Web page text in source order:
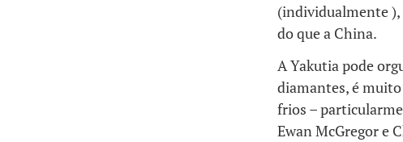
(individualmente ),
do que a China.
A Yakutia pode
diamantes, é
frios –
Ewan McGregor e